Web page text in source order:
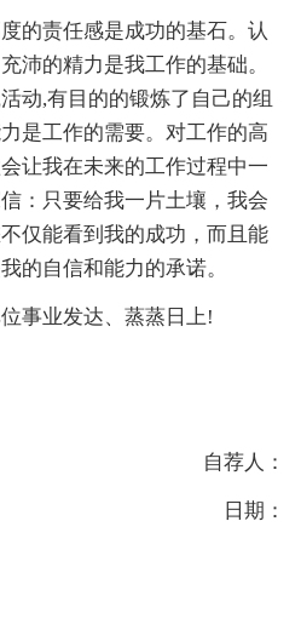
的责任感是成功的基石。认
沛的精力是我工作的基础。
动,有目的的锻炼了自己的组
是工作的需要。对工作的高
让我在未来的工作过程中一
：只要给我一片土壤，我会
仅能看到我的成功，而且能
的自信和能力的承诺。
事业发达、蒸蒸日上!
自荐人：
日期：